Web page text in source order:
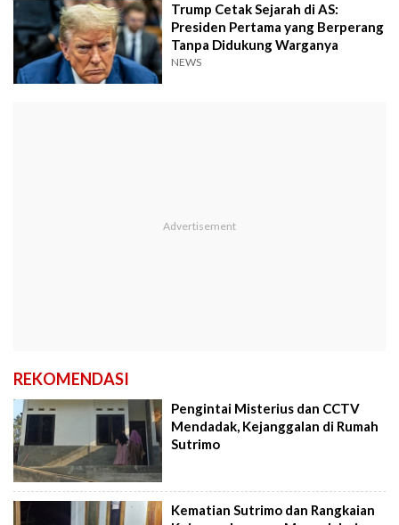
Trump Cetak Sejarah di AS:
Presiden Pertama yang Berperang
Tanpa Didukung Warganya
NEWS
REKOMENDASI
Pengintai Misterius dan CCTV
Mendadak, Kejanggalan di Rumah
Sutrimo
Kematian Sutrimo dan Rangkaian